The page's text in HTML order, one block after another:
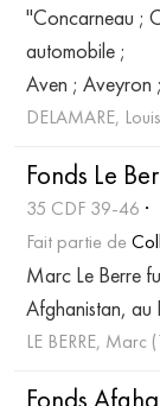
"Concarneau ;
automobile ;
Aven ; Aveyron
DELAMARE,
Fonds Le
35 CDF 39-46
Fait partie de
Marc Le Berre
Afghanistan, au
LE BERRE, Marc